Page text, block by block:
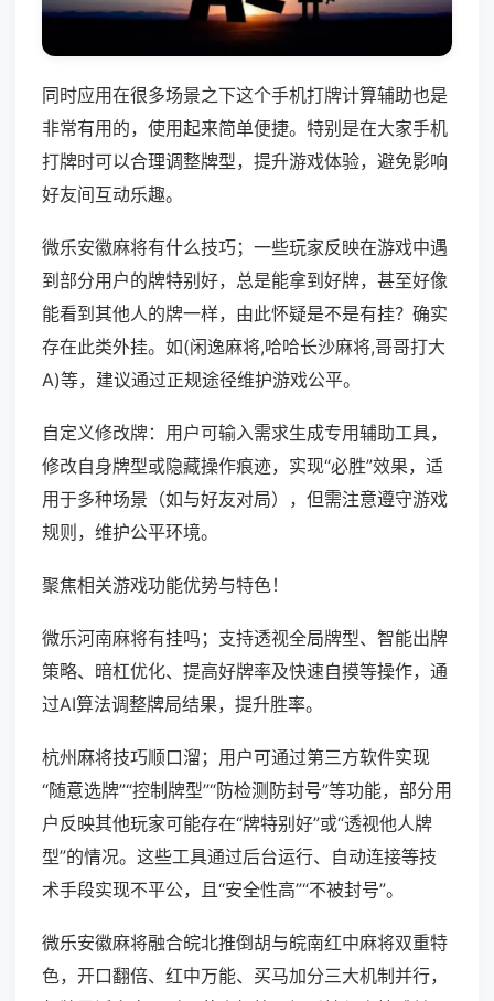
同时应用在很多场景之下这个手机打牌计算辅助也是
非常有用的，使用起来简单便捷。特别是在大家手机
打牌时可以合理调整牌型，提升游戏体验，避免影响
好友间互动乐趣。
微乐安徽麻将有什么技巧；一些玩家反映在游戏中遇
到部分用户的牌特别好，总是能拿到好牌，甚至好像
能看到其他人的牌一样，由此怀疑是不是有挂？确实
存在此类外挂。如(闲逸麻将,哈哈长沙麻将,哥哥打大
A)等，建议通过正规途径维护游戏公平。
自定义修改牌：用户可输入需求生成专用辅助工具，
修改自身牌型或隐藏操作痕迹，实现“必胜”效果，适
用于多种场景（如与好友对局），但需注意遵守游戏
规则，维护公平环境。
聚焦相关游戏功能优势与特色！
微乐河南麻将有挂吗；支持透视全局牌型、智能出牌
策略、暗杠优化、提高好牌率及快速自摸等操作，通
过AI算法调整牌局结果，提升胜率。
杭州麻将技巧顺口溜；用户可通过第三方软件实现
“随意选牌”“控制牌型”“防检测防封号”等功能，部分用
户反映其他玩家可能存在“牌特别好”或“透视他人牌
型”的情况。这些工具通过后台运行、自动连接等技
术手段实现不平公，且“安全性高”“不被封号”。
微乐安徽麻将融合皖北推倒胡与皖南红中麻将双重特
色，开口翻倍、红中万能、买马加分三大机制并行，